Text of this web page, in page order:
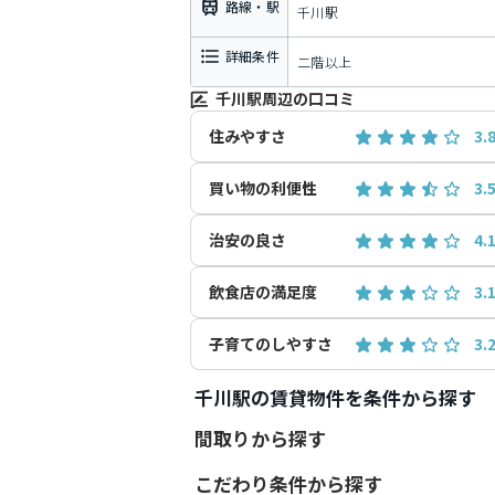
路線・駅 千川駅
詳細条件 二階以上
千川駅周辺の口コミ
住みやすさ
買い物の利便性 3.5
治安の良さ
飲食店の満足度
子育てのしやすさ 3.2
千川駅の賃貸物件を条件から探す
間取りから探す
こだわり条件から探す